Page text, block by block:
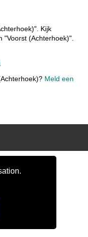
Kijk
"Voorst (Achterhoek)".
Meld een